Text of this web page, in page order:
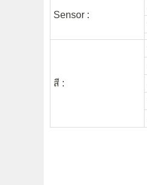
Sensor :
สี :